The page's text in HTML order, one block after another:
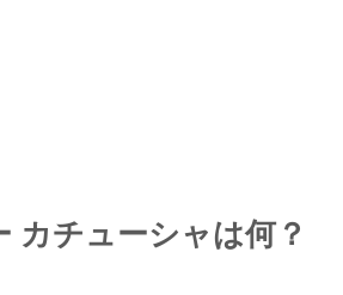
カチューシャは何？